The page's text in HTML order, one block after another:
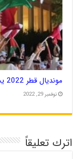
مونديال قطر 2022 يخنق الكيان الصهيوني ويعزله
نوفمبر 29, 2022
اترك تعليقاً